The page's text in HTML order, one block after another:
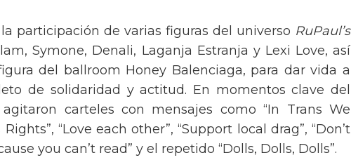
participación de varias figuras del universo RuPaul’s
Symone, Denali, Laganja Estranja y Lexi Love, así
del ballroom Honey Balenciaga, para dar vida a
de solidaridad y actitud. En momentos clave del
carteles con mensajes como “In Trans We
“Love each other”, “Support local drag”, “Don’t
you can’t read” y el repetido “Dolls, Dolls, Dolls”.